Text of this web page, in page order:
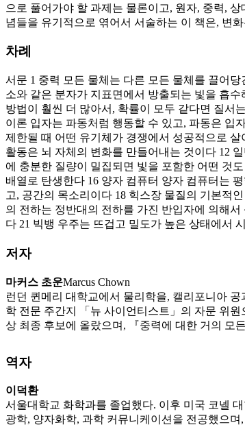
으로 풀어가야 할 과제는 물론이고, 원자, 중력,
념들을 유기적으로 엮어서 서술하는 이 책은, 변
차례
서문 1 중력 모든 물체는 다른 모든 물체를 끌어
소와 같은 분자가 지표면에서 방출되는 빛을 흡
방법이 훨씬 더 많아서, 확률이 모두 같다면 질서
이론 입자는 파동처럼 행동할 수 있고, 파동은 입
제한될 때 어떤 유기체가 경쟁에서 성공적으로
활동은 뇌 자체의 변화를 만들어내는 것이다 12
에 충분한 질량이 밀집되면 빛을 포함한 어떤 것
배열로 탄생한다 16 양자 컴퓨터 양자 컴퓨터는
고, 공간의 목소리이다 18 힉스장 물질의 기본적
의 전하는 정반대의 전하를 가진 반입자에 의해
다 21 빅뱅 우주는 뜨겁고 밀도가 높은 상태에서
저자
마커스 초운Marcus Chown
런던 퀸메리 대학교에서 물리학을, 캘리포니아
학 전문 주간지 「뉴 사이언티스트」의 자문 위
상 최종 후보에 올랐으며, 『중력에 대한 거의 모
역자
이덕환
서울대학교 화학과를 졸업했다. 이후 미국 코넬
광학, 양자화학, 과학 커뮤니케이션을 전공했으